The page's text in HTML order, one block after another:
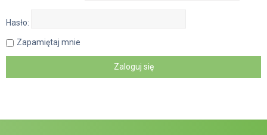
Hasło:
Zapamiętaj mnie